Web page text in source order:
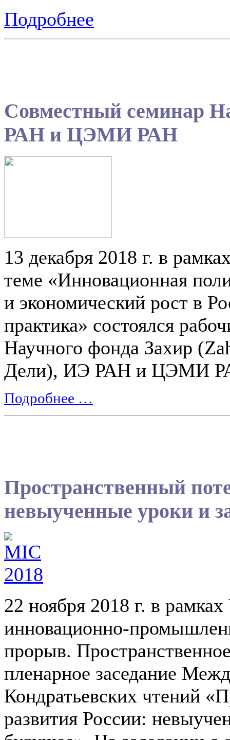
Подробнее
Совместный семинар
РАН и ЦЭМИ РАН
13 декабря 2018 г. в
теме «Инновационная
и экономический рост в
практика» состоялся
Научного фонда Захир
Дели), ИЭ РАН и ЦЭМИ
Подробнее …
Пространственный
невыученные уроки и
22 ноября 2018 г. в
инновационно-
прорыв.
пленарное заседание
Кондратьевских чтений
развития России: